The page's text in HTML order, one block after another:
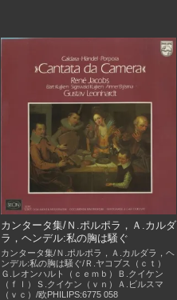
カンタータ集/Ｎ.ポルポラ，Ａ.カルダ
ラ，ヘンデル:私の胸は騒ぐ
カンタータ集/Ｎ.ポルポラ，Ａ.カルダラ，ヘ
ンデル:私の胸は騒ぐ/Ｒ.ヤコブス（ｃｔ）
Ｇ.レオンハルト（ｃｅｍｂ）Ｂ.クイケン
（ｆｌ）Ｓ.クイケン（ｖｎ）Ａ.ビルスマ
（ｖｃ）/欧PHILIPS:6775 058